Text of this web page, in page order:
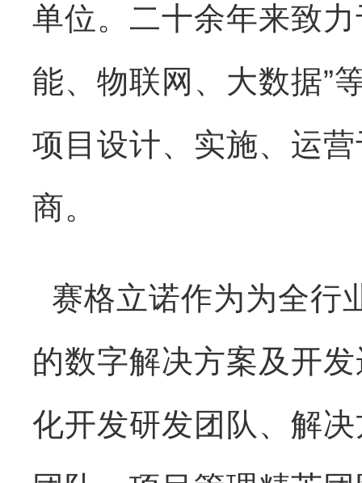
单位。二十余年来致
能、物联网、大数据”
项目设计、实施、运
商。
赛格立诺作为为全行
的数字解决方案及开
化开发研发团队、解